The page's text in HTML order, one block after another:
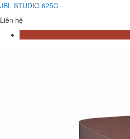
JBL STUDIO 625C
Liên hệ